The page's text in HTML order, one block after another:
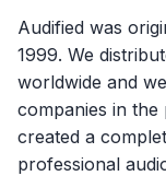
Audified was
1999. We
worldwide and
companies in the
created a
professional